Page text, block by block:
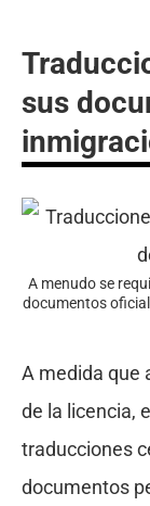
sus
A menudo se
documentos
A medida que
de la licencia,
traducciones
documentos